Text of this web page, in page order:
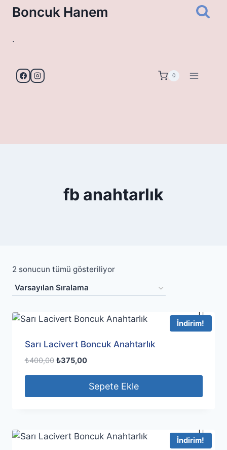
SkipBoncuk Hanem
.
0
fb anahtarlık
2 sonucun tümü gösteriliyor
İndirim!
Sarı Lacivert Boncuk Anahtarlık
₺400,00 Orijinal
₺375,00Şu
fiyat:
₺375,00.
Sepete Ekle
İndirim!